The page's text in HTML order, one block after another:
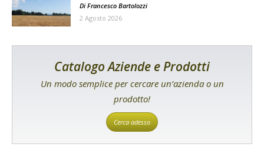
Di Francesco Bartolozzi
2 Agosto 2026
Catalogo Aziende e Prodotti
Un modo semplice per cercare un’azienda o un
prodotto!
Cerca adesso